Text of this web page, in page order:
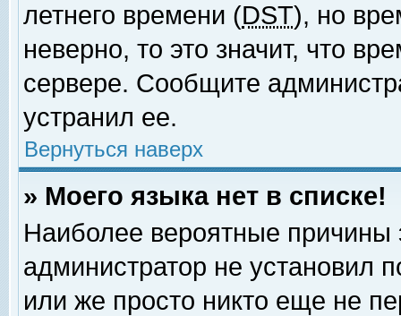
летнего времени (DST), но
неверно, то это значит, что
сервере. Сообщите
устранил ее.
Вернуться наверх
» Моего языка нет в списке!
Наиболее вероятные причины
администратор не установил
или же просто никто еще не